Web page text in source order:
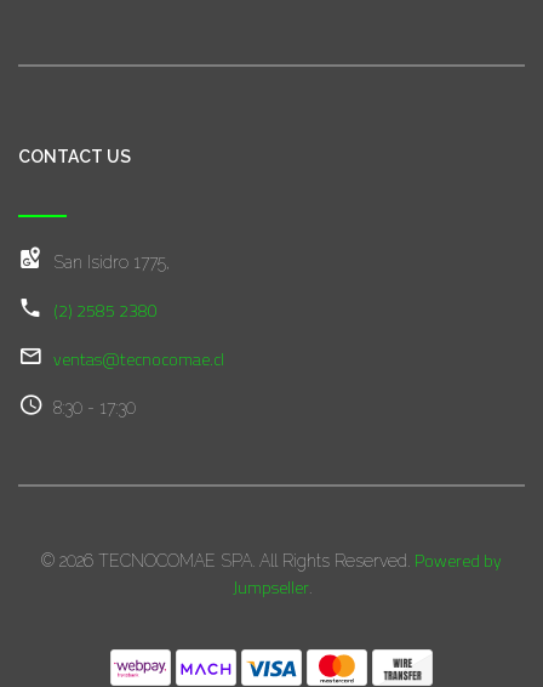
CONTACT US
San Isidro 1775,
(2) 2585 2380
ventas@tecnocomae.cl
8:30 - 17:30
© 2026 TECNOCOMAE SPA. All Rights Reserved. Powered by
Jumpseller.